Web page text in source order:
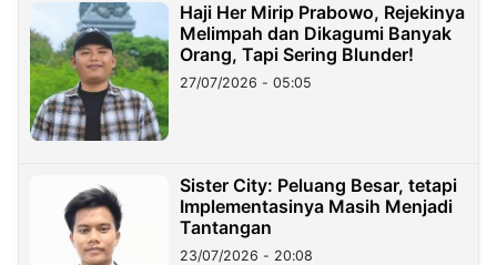
Haji Her Mirip Prabowo, Rejekinya
Melimpah dan Dikagumi Banyak
Orang, Tapi Sering Blunder!
27/07/2026 - 05:05
Sister City: Peluang Besar, tetapi
Implementasinya Masih Menjadi
Tantangan
23/07/2026 - 20:08